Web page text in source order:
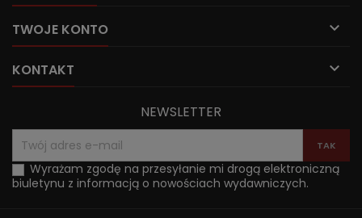
TWOJE KONTO 
KONTAKT 
NEWSLETTER
Wyrażam zgodę na przesyłanie mi drogą elektroniczną
biuletynu z informacją o nowościach wydawniczych.